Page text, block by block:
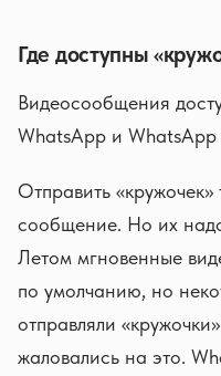
Где доступны
Видеосообщения
WhatsApp и WhatsApp
Отправить
сообщение. Но их
Летом мгновенные
по умолчанию, но
отправляли
жаловались на это.